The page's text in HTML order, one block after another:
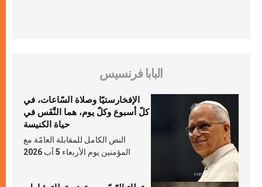
البابا فرنسيس
الإفخارستيّا وصلاة السّاعات، في
كلّ أسبوع وكلّ يوم، هما النَّفَس في
حياة الكنيسة
النص الكامل للمقابلة العامّة مع
المؤمنين يوم الأربعاء 5 آب 2026